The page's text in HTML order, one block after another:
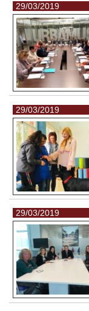
29/03/2019
29/03/2019
29/03/2019